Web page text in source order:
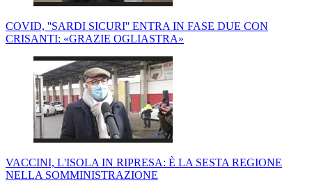
COVID, ''SARDI SICURI'' ENTRA IN FASE DUE CON
CRISANTI: «GRAZIE OGLIASTRA»
VACCINI, L'ISOLA IN RIPRESA: È LA SESTA REGIONE
NELLA SOMMINISTRAZIONE